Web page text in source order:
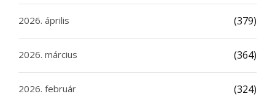
2026. április (379)
2026. március (364)
2026. február (324)